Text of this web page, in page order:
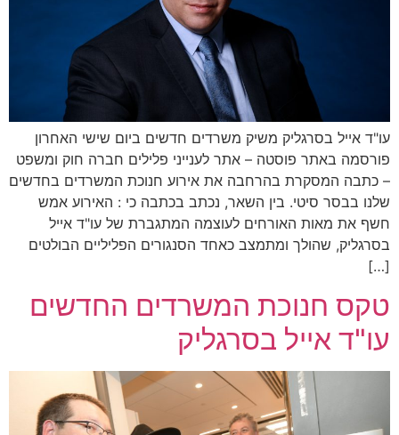
עו"ד אייל בסרגליק משיק משרדים חדשים ביום שישי האחרון
פורסמה באתר פוסטה – אתר לענייני פלילים חברה חוק ומשפט
– כתבה המסקרת בהרחבה את אירוע חנוכת המשרדים בחדשים
שלנו בבסר סיטי. בין השאר, נכתב בכתבה כי : האירוע אמש
חשף את מאות האורחים לעוצמה המתגברת של עו"ד אייל
בסרגליק, שהולך ומתמצב כאחד הסנגורים הפליליים הבולטים
[…]
טקס חנוכת המשרדים החדשים
עו"ד אייל בסרגליק